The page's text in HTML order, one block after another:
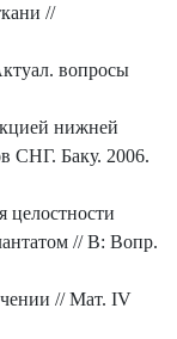
//
вопросы
нижней
СНГ. Баку. 2006.
целостности
// В: Вопр.
// Мат. IV